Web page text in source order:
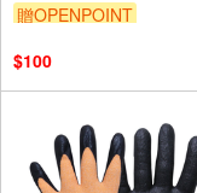
贈OPENPOINT
$100